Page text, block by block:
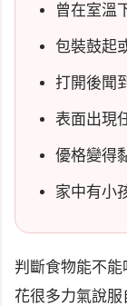
曾在室溫
包裝鼓起
打開後聞
表面出現
優格變得
家中有小
判斷食物能不
花很多力氣說